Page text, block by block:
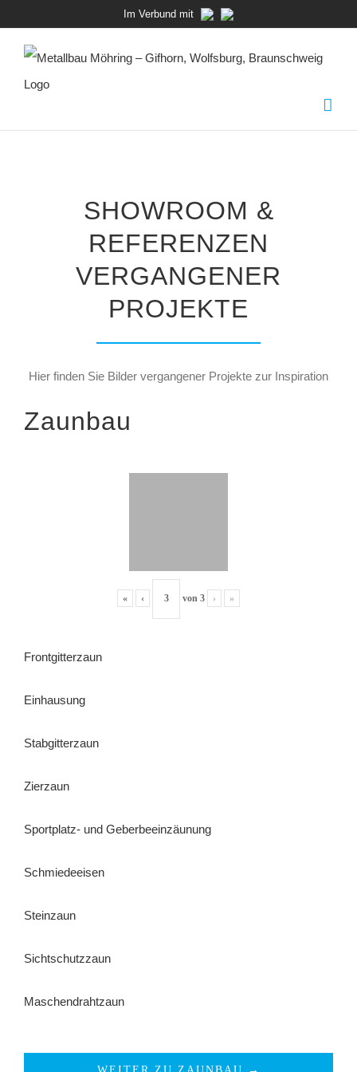
springen
Im Verbund mit
SHOWROOM &
REFERENZEN
VERGANGENER
PROJEKTE
Hier finden Sie Bilder vergangener Projekte zur Inspiration
Zaunbau
« ‹ von 3 › »
Frontgitterzaun
Einhausung
Stabgitterzaun
Zierzaun
Sportplatz- und Geberbeeinzäunung
Schmiedeeisen
Steinzaun
Sichtschutzzaun
Maschendrahtzaun